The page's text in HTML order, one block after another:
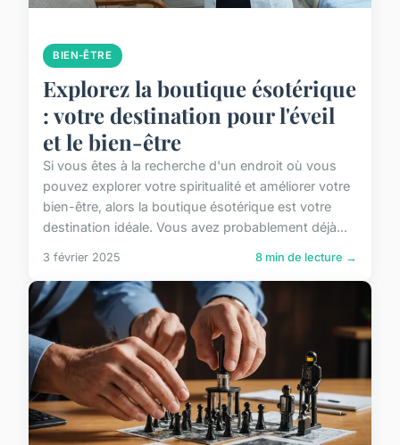
BIEN-ÊTRE
Explorez la boutique ésotérique
: votre destination pour l'éveil
et le bien-être
Si vous êtes à la recherche d'un endroit où vous
pouvez explorer votre spiritualité et améliorer votre
bien-être, alors la boutique ésotérique est votre
destination idéale. Vous avez probablement déjà...
3 février 2025 8 min de lecture →